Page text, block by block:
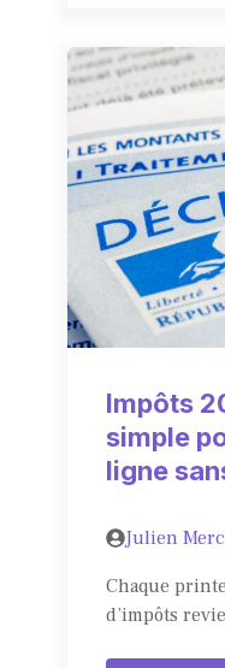
Impôts
simple
ligne
Julien
Chaque
d’impôts